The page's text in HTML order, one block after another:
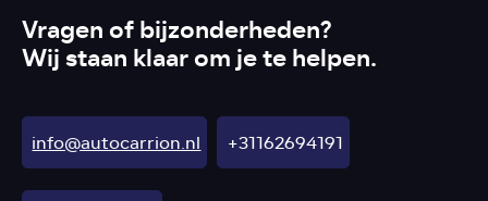
Vragen of bijzonderheden?
Wij staan klaar om je te helpen.
info@autocarrion.nl +31162694191